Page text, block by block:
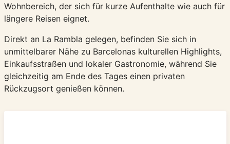
Wohnbereich, der sich für kurze Aufenthalte wie auch für
längere Reisen eignet.
Direkt an La Rambla gelegen, befinden Sie sich in
unmittelbarer Nähe zu Barcelonas kulturellen Highlights,
Einkaufsstraßen und lokaler Gastronomie, während Sie
gleichzeitig am Ende des Tages einen privaten
Rückzugsort genießen können.